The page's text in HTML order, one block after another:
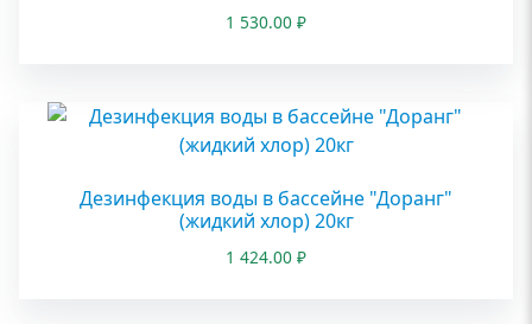
1 530.00 ₽
Дезинфекция воды в бассейне "Доранг"
(жидкий хлор) 20кг
1 424.00 ₽